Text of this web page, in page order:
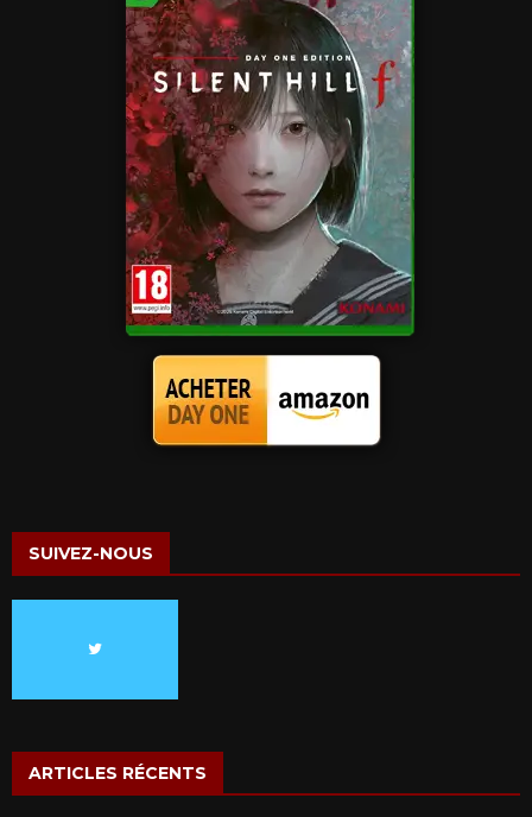
SUIVEZ-NOUS
ARTICLES RÉCENTS